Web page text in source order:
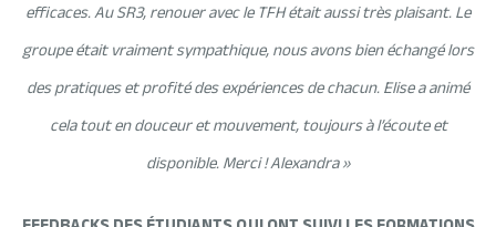
efficaces. Au SR3, renouer avec le TFH était aussi très plaisant. Le
groupe était vraiment sympathique, nous avons bien échangé lors
des pratiques et profité des expériences de chacun. Elise a animé
cela tout en douceur et mouvement, toujours à l’écoute et
disponible. Merci ! Alexandra »